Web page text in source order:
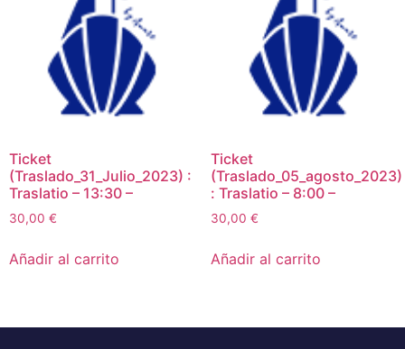
Ticket
(Traslado_31_Julio_2023) :
Traslatio – 13:30 –
30,00 €
Añadir al carrito
Ticket
(Traslado_05_agosto_2023)
: Traslatio – 8:00 –
30,00 €
Añadir al carrito